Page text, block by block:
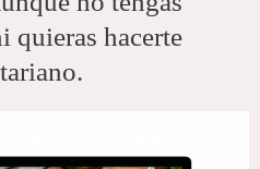
quieras hacerte